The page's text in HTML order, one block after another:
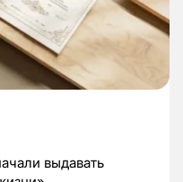
выдавать